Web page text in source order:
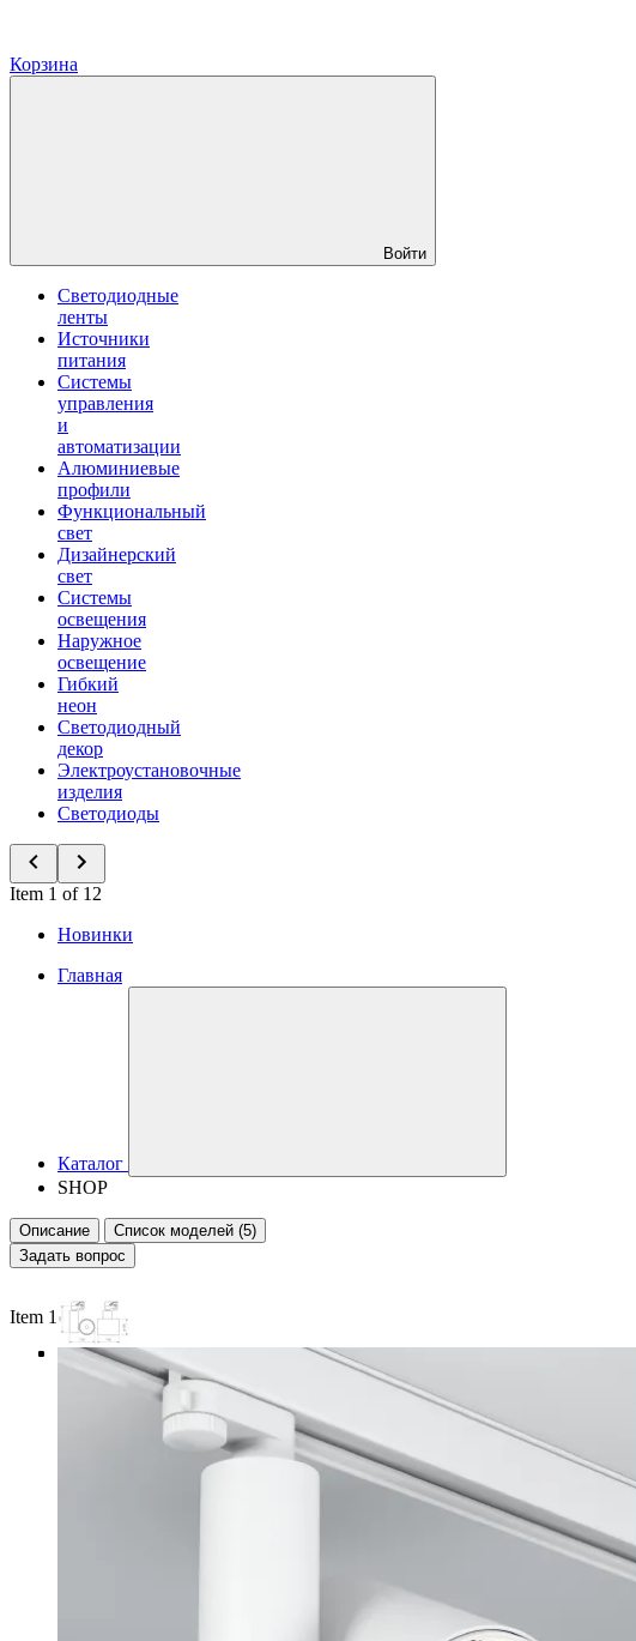
Корзина
Войти
Светодиодные
ленты
Источники
питания
Системы
управления
и
автоматизации
Алюминиевые
профили
Функциональный
свет
Дизайнерский
свет
Системы
освещения
Наружное
освещение
Гибкий
неон
Светодиодный
декор
Электроустановочные
изделия
Светодиоды
Item 1 of 12
Новинки
Главная
Каталог
SHOP
Описание
Список моделей (5)
Задать вопрос
Item 1 of 4